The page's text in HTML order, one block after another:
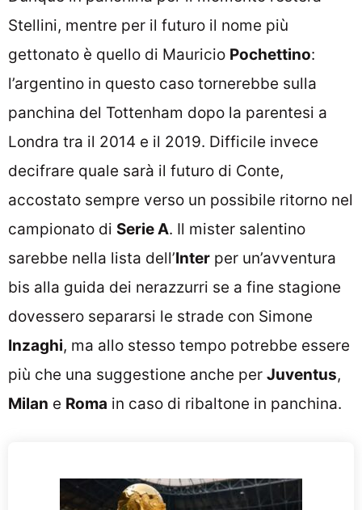
Stellini, mentre per il futuro il nome più
gettonato è quello di Mauricio Pochettino:
l’argentino in questo caso tornerebbe sulla
panchina del Tottenham dopo la parentesi a
Londra tra il 2014 e il 2019. Difficile invece
decifrare quale sarà il futuro di Conte,
accostato sempre verso un possibile ritorno nel
campionato di Serie A. Il mister salentino
sarebbe nella lista dell’Inter per un’avventura
bis alla guida dei nerazzurri se a fine stagione
dovessero separarsi le strade con Simone
Inzaghi, ma allo stesso tempo potrebbe essere
più che una suggestione anche per Juventus,
Milan e Roma in caso di ribaltone in panchina.